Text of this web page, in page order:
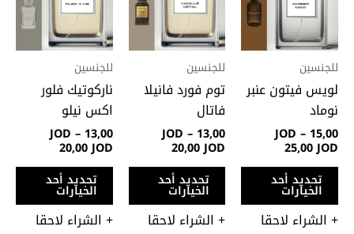
للجنسين
لويس فيتون عنبر
نوماد
15,00
JOD –
25,00JOD
خلال
تحديد أحد
الخيارات
الأشكال
المختلفة
لهذا
المنتج.
يمكن
اختيار
الخيارات
على
المنتج
+ الشراء لاحقا
للجنسين
توم فورد فانيلا
فاتال
13,00
JOD –
20,00JOD
خلال
⁦20,00 JOD⁩
تحديد أحد
الخيارات
الأشكال
المختلفة
لهذا
المنتج.
يمكن
اختيار
الخيارات
على
صفحة
المنتج
+ الشراء لاحقا
للجنسين
ناركوتيك فلور
اكس نيلو
13,00
JOD –
20,00JOD
خلال
⁦20,00 JOD⁩
تحديد أحد
الخيارات
+ الشراء لاحقا